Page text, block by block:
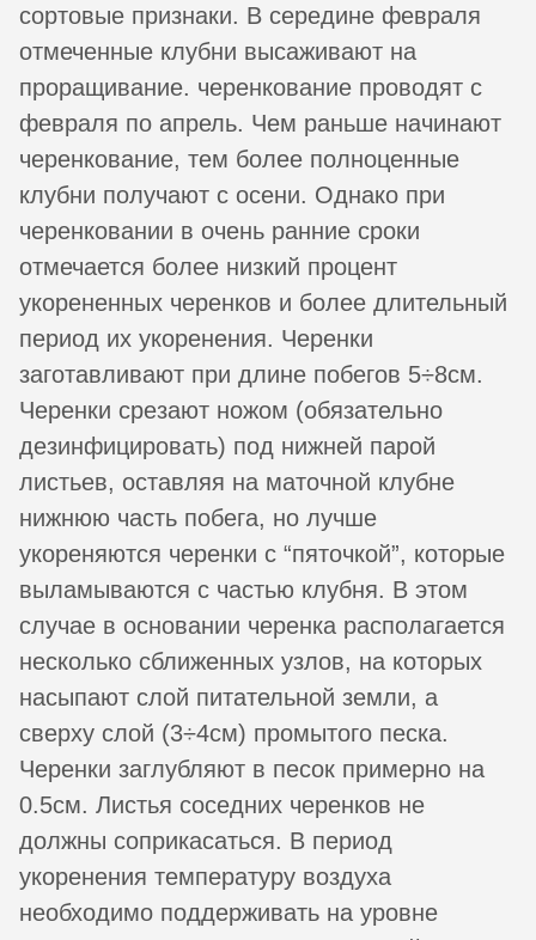
сортовые признаки. В середине февраля
отмеченные клубни высаживают на
проращивание. черенкование проводят с
февраля по апрель. Чем раньше начинают
черенкование, тем более полноценные
клубни получают с осени. Однако при
черенковании в очень ранние сроки
отмечается более низкий процент
укорененных черенков и более длительный
период их укоренения. Черенки
заготавливают при длине побегов 5÷8см.
Черенки срезают ножом (обязательно
дезинфицировать) под нижней парой
листьев, оставляя на маточной клубне
нижнюю часть побега, но лучше
укореняются черенки с “пяточкой”, которые
выламываются с частью клубня. В этом
случае в основании черенка располагается
несколько сближенных узлов, на которых
насыпают слой питательной земли, а
сверху слой (3÷4см) промытого песка.
Черенки заглубляют в песок примерно на
0.5см. Листья соседних черенков не
должны соприкасаться. В период
укоренения температуру воздуха
необходимо поддерживать на уровне